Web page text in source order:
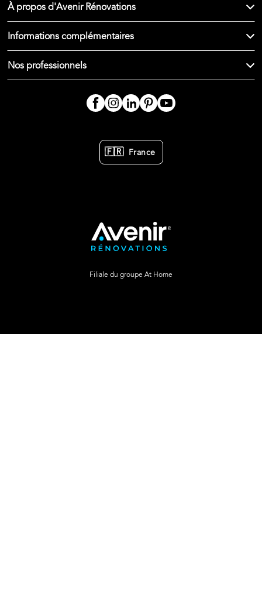
À propos d'Avenir Rénovations
Informations complémentaires
Nos professionnels
🇫🇷 France
Filiale du groupe At Home